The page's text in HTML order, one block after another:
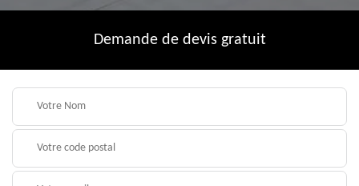
Demande de devis gratuit